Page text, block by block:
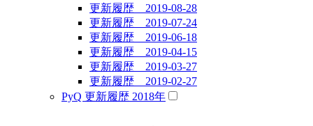
更新履歴 2019-08-28
更新履歴 2019-07-24
更新履歴 2019-06-18
更新履歴 2019-04-15
更新履歴 2019-03-27
更新履歴 2019-02-27
PyQ 更新履歴 2018年